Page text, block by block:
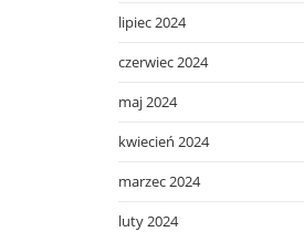
lipiec 2024
czerwiec 2024
maj 2024
kwiecień 2024
marzec 2024
luty 2024